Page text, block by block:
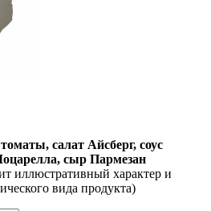
салат Айсберг, соус
сыр Пармезан
иллюстративный характер и
вида продукта)